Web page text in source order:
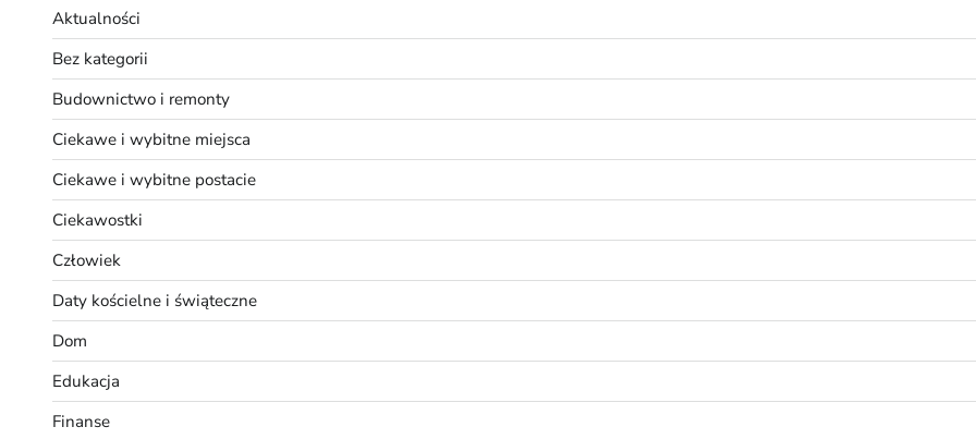
Aktualności
Bez kategorii
Budownictwo i remonty
Ciekawe i wybitne miejsca
Ciekawe i wybitne postacie
Ciekawostki
Człowiek
Daty kościelne i świąteczne
Dom
Edukacja
Finanse